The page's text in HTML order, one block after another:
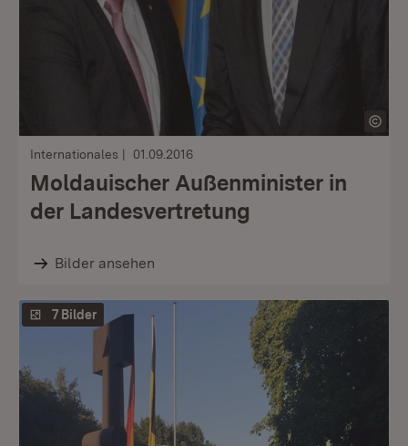
Internationales 01.09.2016
Moldauischer Außenminister in
der Landesvertretung
Bilder ansehen
7 Bilder